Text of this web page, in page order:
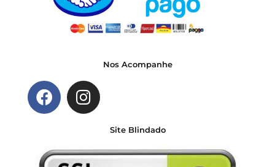
Nos Acompanhe
Site Blindado